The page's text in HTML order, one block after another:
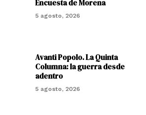
Encuesta de Morena
5 agosto, 2026
Avanti Popolo. La Quinta
Columna: la guerra desde
adentro
5 agosto, 2026